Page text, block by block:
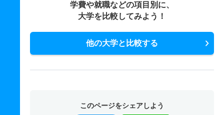
学費や就職などの項目別に、
大学を比較してみよう！
他の大学と比較する
このページをシェアしよう